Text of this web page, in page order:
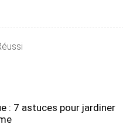
: 7 astuces pour jardiner